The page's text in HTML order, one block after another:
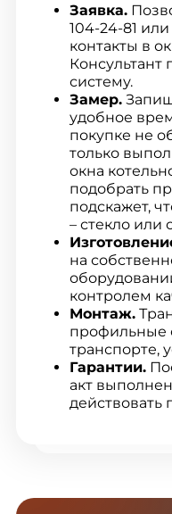
Заявка.
104-24-81
контакты в
Консультант
систему.
Замер.
удобное
покупке не
только
окна
подобрать
подскажет,
– стекло или
на
контролем
Монтаж.
профильные
транспорте,
Гарантии.
акт